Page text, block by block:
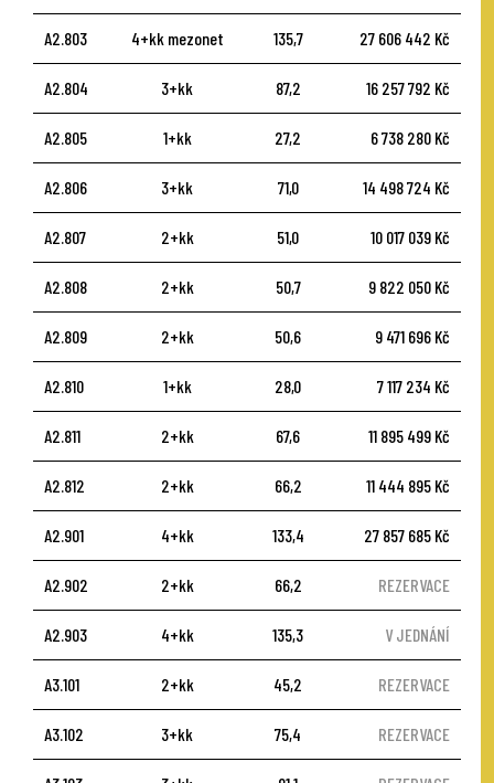
A2.803 4+kk mezonet 135,7 27 606 442 Kč
A2.804 3+kk 87,2 16 257 792 Kč
A2.805 1+kk 27,2 6 738 280 Kč
A2.806 3+kk 71,0 14 498 724 Kč
A2.807 2+kk 51,0 10 017 039 Kč
A2.808 2+kk 50,7 9 822 050 Kč
A2.809 2+kk 50,6 9 471 696 Kč
A2.810 1+kk 28,0 7 117 234 Kč
A2.811 2+kk 67,6 11 895 499 Kč
A2.812 2+kk 66,2 11 444 895 Kč
A2.901 4+kk 133,4 27 857 685 Kč
A2.902 2+kk 66,2 REZERVACE
A2.903 4+kk 135,3 V JEDNÁNÍ
A3.101 2+kk 45,2 REZERVACE
A3.102 3+kk 75,4 REZERVACE